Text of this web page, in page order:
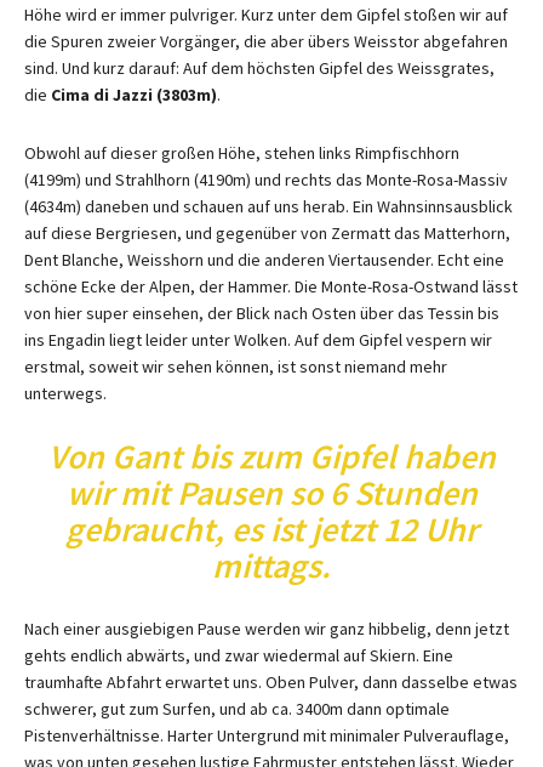
Höhe wird er immer pulvriger. Kurz unter dem Gipfel stoßen wir auf
die Spuren zweier Vorgänger, die aber übers Weisstor abgefahren
sind. Und kurz darauf: Auf dem höchsten Gipfel des Weissgrates,
die Cima di Jazzi (3803m).
Obwohl auf dieser großen Höhe, stehen links Rimpfischhorn
(4199m) und Strahlhorn (4190m) und rechts das Monte-Rosa-Massiv
(4634m) daneben und schauen auf uns herab. Ein Wahnsinnsausblick
auf diese Bergriesen, und gegenüber von Zermatt das Matterhorn,
Dent Blanche, Weisshorn und die anderen Viertausender. Echt eine
schöne Ecke der Alpen, der Hammer. Die Monte-Rosa-Ostwand lässt
von hier super einsehen, der Blick nach Osten über das Tessin bis
ins Engadin liegt leider unter Wolken. Auf dem Gipfel vespern wir
erstmal, soweit wir sehen können, ist sonst niemand mehr
unterwegs.
Von Gant bis zum Gipfel haben
wir mit Pausen so 6 Stunden
gebraucht, es ist jetzt 12 Uhr
mittags.
Nach einer ausgiebigen Pause werden wir ganz hibbelig, denn jetzt
gehts endlich abwärts, und zwar wiedermal auf Skiern. Eine
traumhafte Abfahrt erwartet uns. Oben Pulver, dann dasselbe etwas
schwerer, gut zum Surfen, und ab ca. 3400m dann optimale
Pistenverhältnisse. Harter Untergrund mit minimaler Pulverauflage,
was von unten gesehen lustige Fahrmuster entstehen lässt. Wieder